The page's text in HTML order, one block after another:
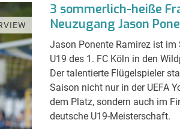
3 sommerlich-heiße
Neuzugang Jason
Jason Ponente Ramirez ist im
U19 des 1. FC Köln in den
Der talentierte Flügelspieler
Saison nicht nur in der UEFA
dem Platz, sondern auch im
deutsche U19-Meisterschaft.